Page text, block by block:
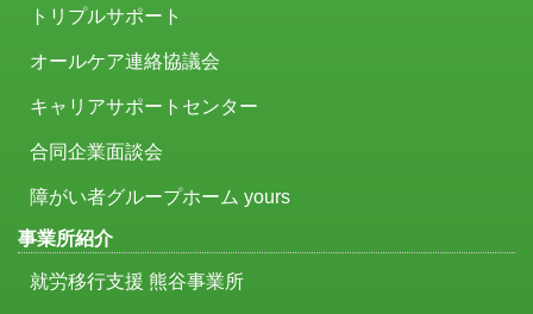
トリプルサポート
オールケア連絡協議会
キャリアサポートセンター
合同企業面談会
障がい者グループホーム yours
事業所紹介
就労移行支援 熊谷事業所